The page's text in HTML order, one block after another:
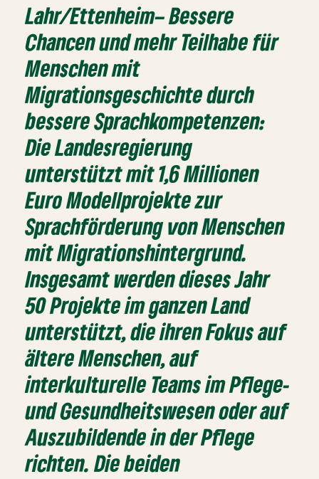
Lahr/Ettenheim– Bessere
Chancen und mehr Teilhabe für
Menschen mit
Migrationsgeschichte durch
bessere Sprachkompetenzen:
Die Landesregierung
unterstützt mit 1,6 Millionen
Euro Modellprojekte zur
Sprachförderung von Menschen
mit Migrationshintergrund.
Insgesamt werden dieses Jahr
50 Projekte im ganzen Land
unterstützt, die ihren Fokus auf
ältere Menschen, auf
interkulturelle Teams im Pflege-
und Gesundheitswesen oder auf
Auszubildende in der Pflege
richten. Die beiden